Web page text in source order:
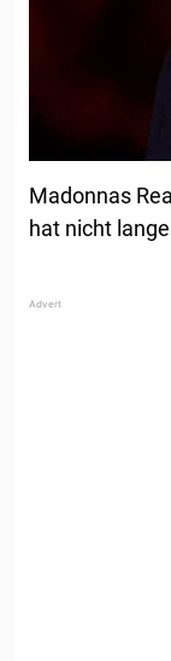
Madonnas
hat nicht